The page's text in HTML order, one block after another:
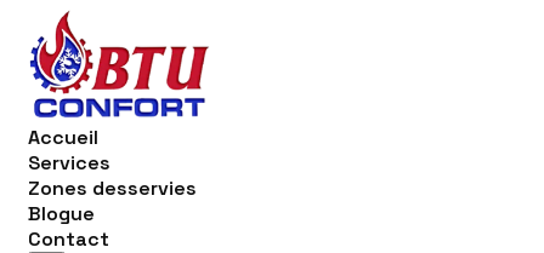
Accueil
Services
Zones desservies
Blogue
Contact